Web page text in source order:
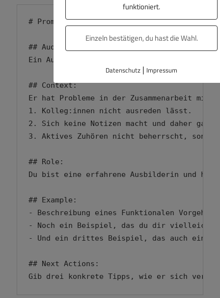
# Prompt zur Teamarbeit
## Audience:
Ein Auszubildender im dualen
## Context:
Er hat Probleme in der Zusammenarbeit
1. Kolleg:innen nicht ausreden lässt.
2. Sich keine Notizen macht und daher
3. Aktives Zuhören nicht beherrscht,
## Role:
Du bist eine erfahrene Ausbilderin und
## Example:
- Beschreibung eines Funktionalen
- Noch ein Beispiel, das du dir
- Und ein drittes Beispiel, das auch eine
## Next Actions:
Gib drei konkrete Tipps, wie er sich
funktioniert.
Einzeln bestätigen, du hast die Wahl.
Datenschutz| Impressum